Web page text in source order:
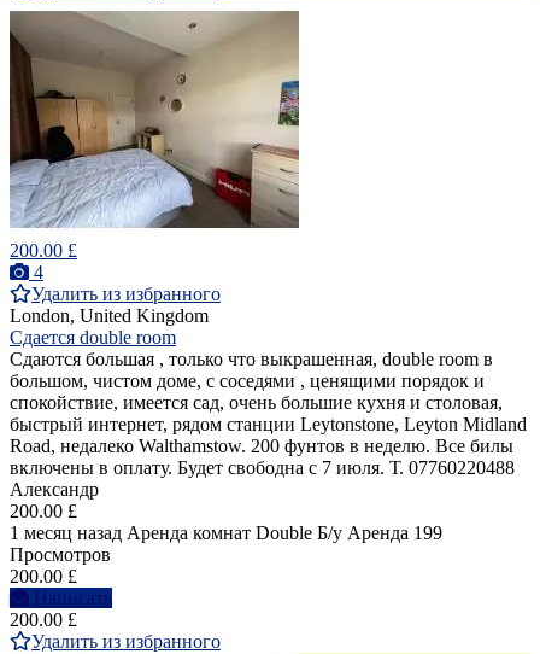
200.00 £
4
Удалить из избранного
London, United Kingdom
Сдается double room
Сдаются большая , только что выкрашенная, double room в
большом, чистом доме, с соседями , ценящими порядок и
спокойствие, имеется сад, очень большие кухня и столовая,
быстрый интернет, рядом станции Leytonstone, Leyton Midland
Road, недалеко Walthamstow. 200 фунтов в неделю. Все билы
включены в оплату. Будет свободна с 7 июля. Т. 07760220488
Александр
200.00 £
1 месяц назад Аренда комнат Double Б/у Аренда 199
Просмотров
200.00 £
Написать
200.00 £
Удалить из избранного